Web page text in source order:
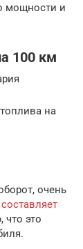
мощности и
100 км
на
очень
составляет
это